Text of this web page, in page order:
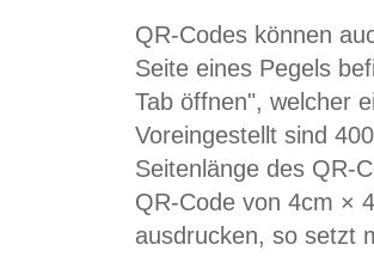
QR-Codes können
Seite eines Pegels
Tab öffnen", welcher
Voreingestellt sind
Seitenlänge des QR-
QR-Code von 4cm ×
ausdrucken, so setzt